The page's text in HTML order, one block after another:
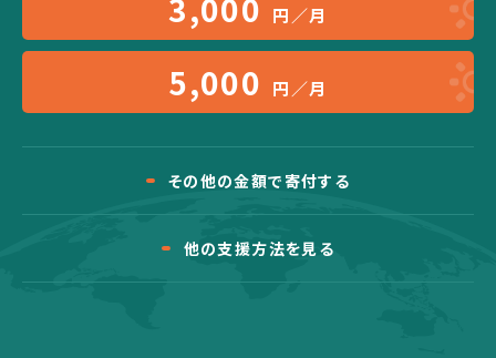
3,000 円／月
5,000 円／月
その他の金額で寄付する
他の支援方法を見る